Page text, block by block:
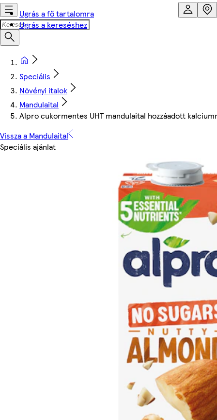
Ugrás a fő tartalomra
Ugrás a kereséshez
Speciális
Növényi italok
Mandulaital
Alpro cukormentes UHT mandulaital hozzáadott
Vissza a Mandulaital
Speciális ajánlat